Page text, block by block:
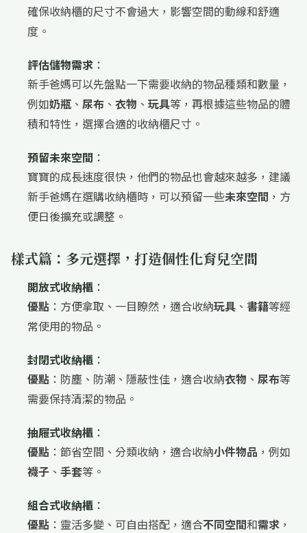
確保收納櫃的尺寸不會過大，影響空間的動線和舒適
度。
評估儲物需求 ：
新手爸媽可以先盤點一下需要收納的物品種類和數量，
例如奶瓶 、 尿布 、 衣物 、 玩具等，再根據這些物品的體
積和特性，選擇合適的收納櫃尺寸。
預留未來空間 ：
寶寶的成長速度很快，他們的物品也會越來越多，建議
新手爸媽在選購收納櫃時，可以預留一些未來空間 ，方
便日後擴充或調整。
樣式篇：多元選擇，打造個性化育兒空間
開放式收納櫃 ：
優點 ：方便拿取、一目瞭然，適合收納玩具 、 書籍等經
常使用的物品。
封閉式收納櫃 ：
優點 ：防塵、防潮、隱蔽性佳，適合收納衣物 、 尿布等
需要保持清潔的物品。
抽屜式收納櫃 ：
優點 ：節省空間、分類收納，適合收納小件物品 ，例如
襪子 、 手套等。
組合式收納櫃 ：
優點 ：靈活多變、可自由搭配，適合不同空間和需求 ，